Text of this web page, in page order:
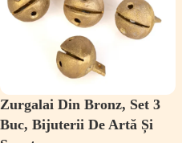
Zurgalai Din Bronz, Set 3
Buc, Bijuterii De Artă Și